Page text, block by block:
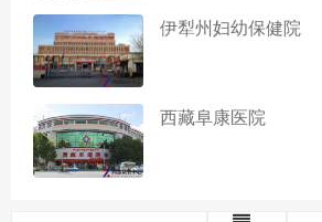
伊犁州妇幼保健院
西藏阜康医院